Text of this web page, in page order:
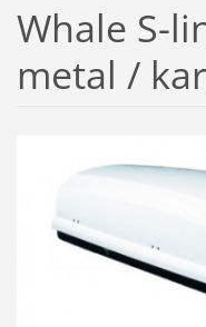
Whale S-
metal /